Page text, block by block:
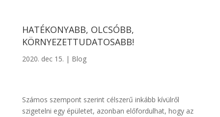
HATÉKONYABB, OLCSÓBB,
KÖRNYEZETTUDATOSABB!
2020. dec 15. | Blog
Számos szempont szerint célszerű inkább kívülről
szigetelni egy épületet, azonban előfordulhat, hogy az